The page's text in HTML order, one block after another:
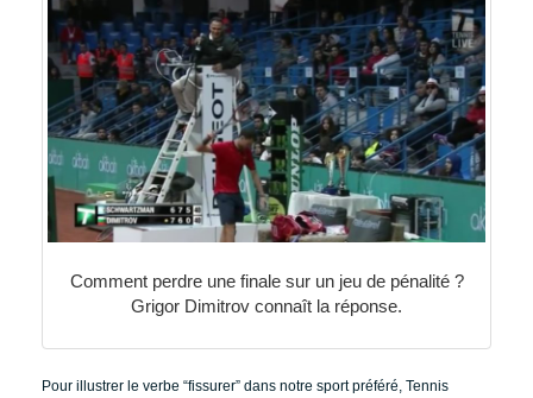
Comment perdre une finale sur un jeu de pénalité ?
Grigor Dimitrov connaît la réponse.
Pour illustrer le verbe “fissurer” dans notre sport préféré, Tennis